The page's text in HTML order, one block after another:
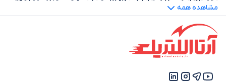
متوجه خواهید شد که یک جعبه ابزار کار راه‌انداز فقط شامل پیچ گوشتی
و انبردست نیست. شاید در برخی از موارد کارتان را با همین دو ابزار دستی
جلو ببرید اما برخی شرایط به طور حتم شما را به انبر سیم‌چین نیازمند
خواهد کرد.
مشاهده همه